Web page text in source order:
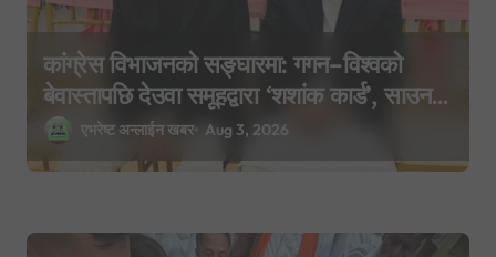
कांग्रेस विभाजनको सङ्घारमा: गगन–विश्वको
बेवास्तापछि देउवा समूहद्वारा ‘शशांक कार्ड’, साउन
२९ मा नयाँ राजनीतिक यात्राको घोषणा तयारी!
एभरेष्ट अन्लाईन खबर Aug 3, 2026